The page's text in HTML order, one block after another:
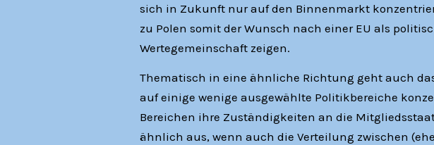
sich in Zukunft nur auf den Binnenmarkt
zu Polen somit der Wunsch nach einer EU als
Wertegemeinschaft zeigen.
Thematisch in eine ähnliche Richtung geht auch
auf einige wenige ausgewählte Politikbereiche
Bereichen ihre Zuständigkeiten an die
ähnlich aus, wenn auch die Verteilung zwischen